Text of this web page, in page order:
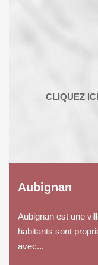
Aubignan
Aubignan est une
habitants sont
avec...